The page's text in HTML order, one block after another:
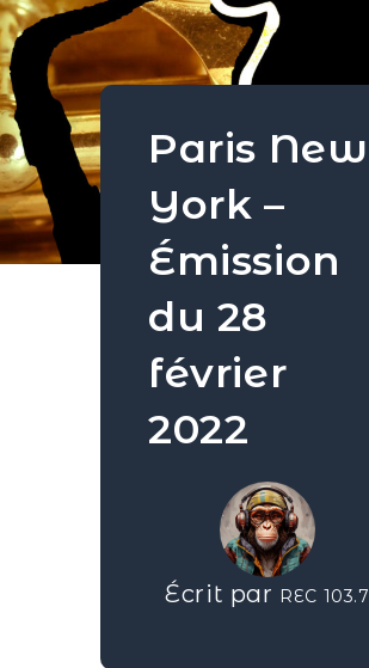
Paris New
York –
Émission
du 28
février
2022
Écrit par REC 103.7